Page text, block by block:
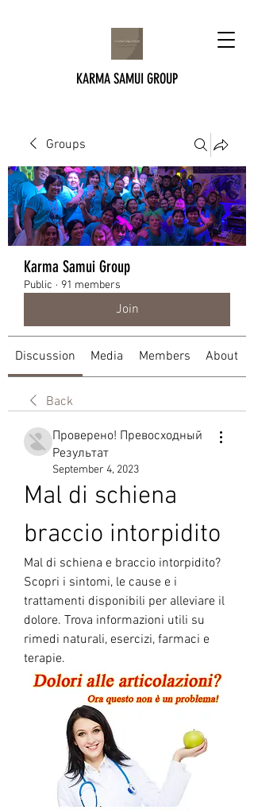
KARMA SAMUI GROUP
Groups
Karma Samui Group
Public · 91 members
Join
Discussion Media Members About
Back
Проверено! Превосходный
Результат
September 4, 2023
Mal di schiena
braccio intorpidito
Mal di schiena e braccio intorpidito?
Scopri i sintomi, le cause e i
trattamenti disponibili per alleviare il
dolore. Trova informazioni utili su
rimedi naturali, esercizi, farmaci e
terapie.